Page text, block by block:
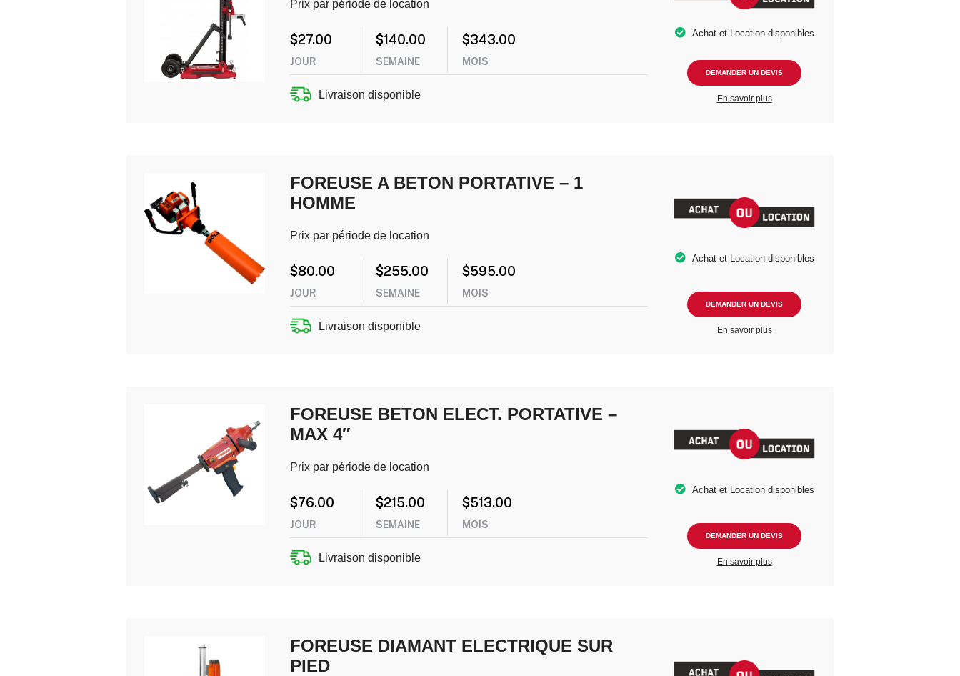
Prix par période de location
$27.00
JOUR
$140.00
SEMAINE
$343.00
MOIS
Livraison disponible
Achat et Location disponibles
DEMANDER UN DEVIS
En savoir plus
FOREUSE A BETON PORTATIVE – 1
HOMME
Prix par période de location
$80.00
JOUR
$255.00
SEMAINE
$595.00
MOIS
Livraison disponible
Achat et Location disponibles
DEMANDER UN DEVIS
En savoir plus
FOREUSE BETON ELECT. PORTATIVE –
MAX 4″
Prix par période de location
$76.00
JOUR
$215.00
SEMAINE
$513.00
MOIS
Livraison disponible
Achat et Location disponibles
DEMANDER UN DEVIS
En savoir plus
FOREUSE DIAMANT ELECTRIQUE SUR
PIED